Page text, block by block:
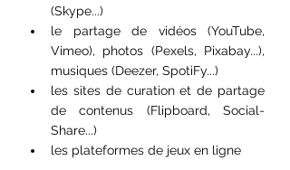
(Skype...)
le partage de vidéos (YouTube,
Vimeo), photos (Pexels, Pixabay...),
musiques (Deezer, SpotiFy...)
les sites de curation et de partage
de contenus (Flipboard, Social-
Share...)
les plateformes de jeux en ligne